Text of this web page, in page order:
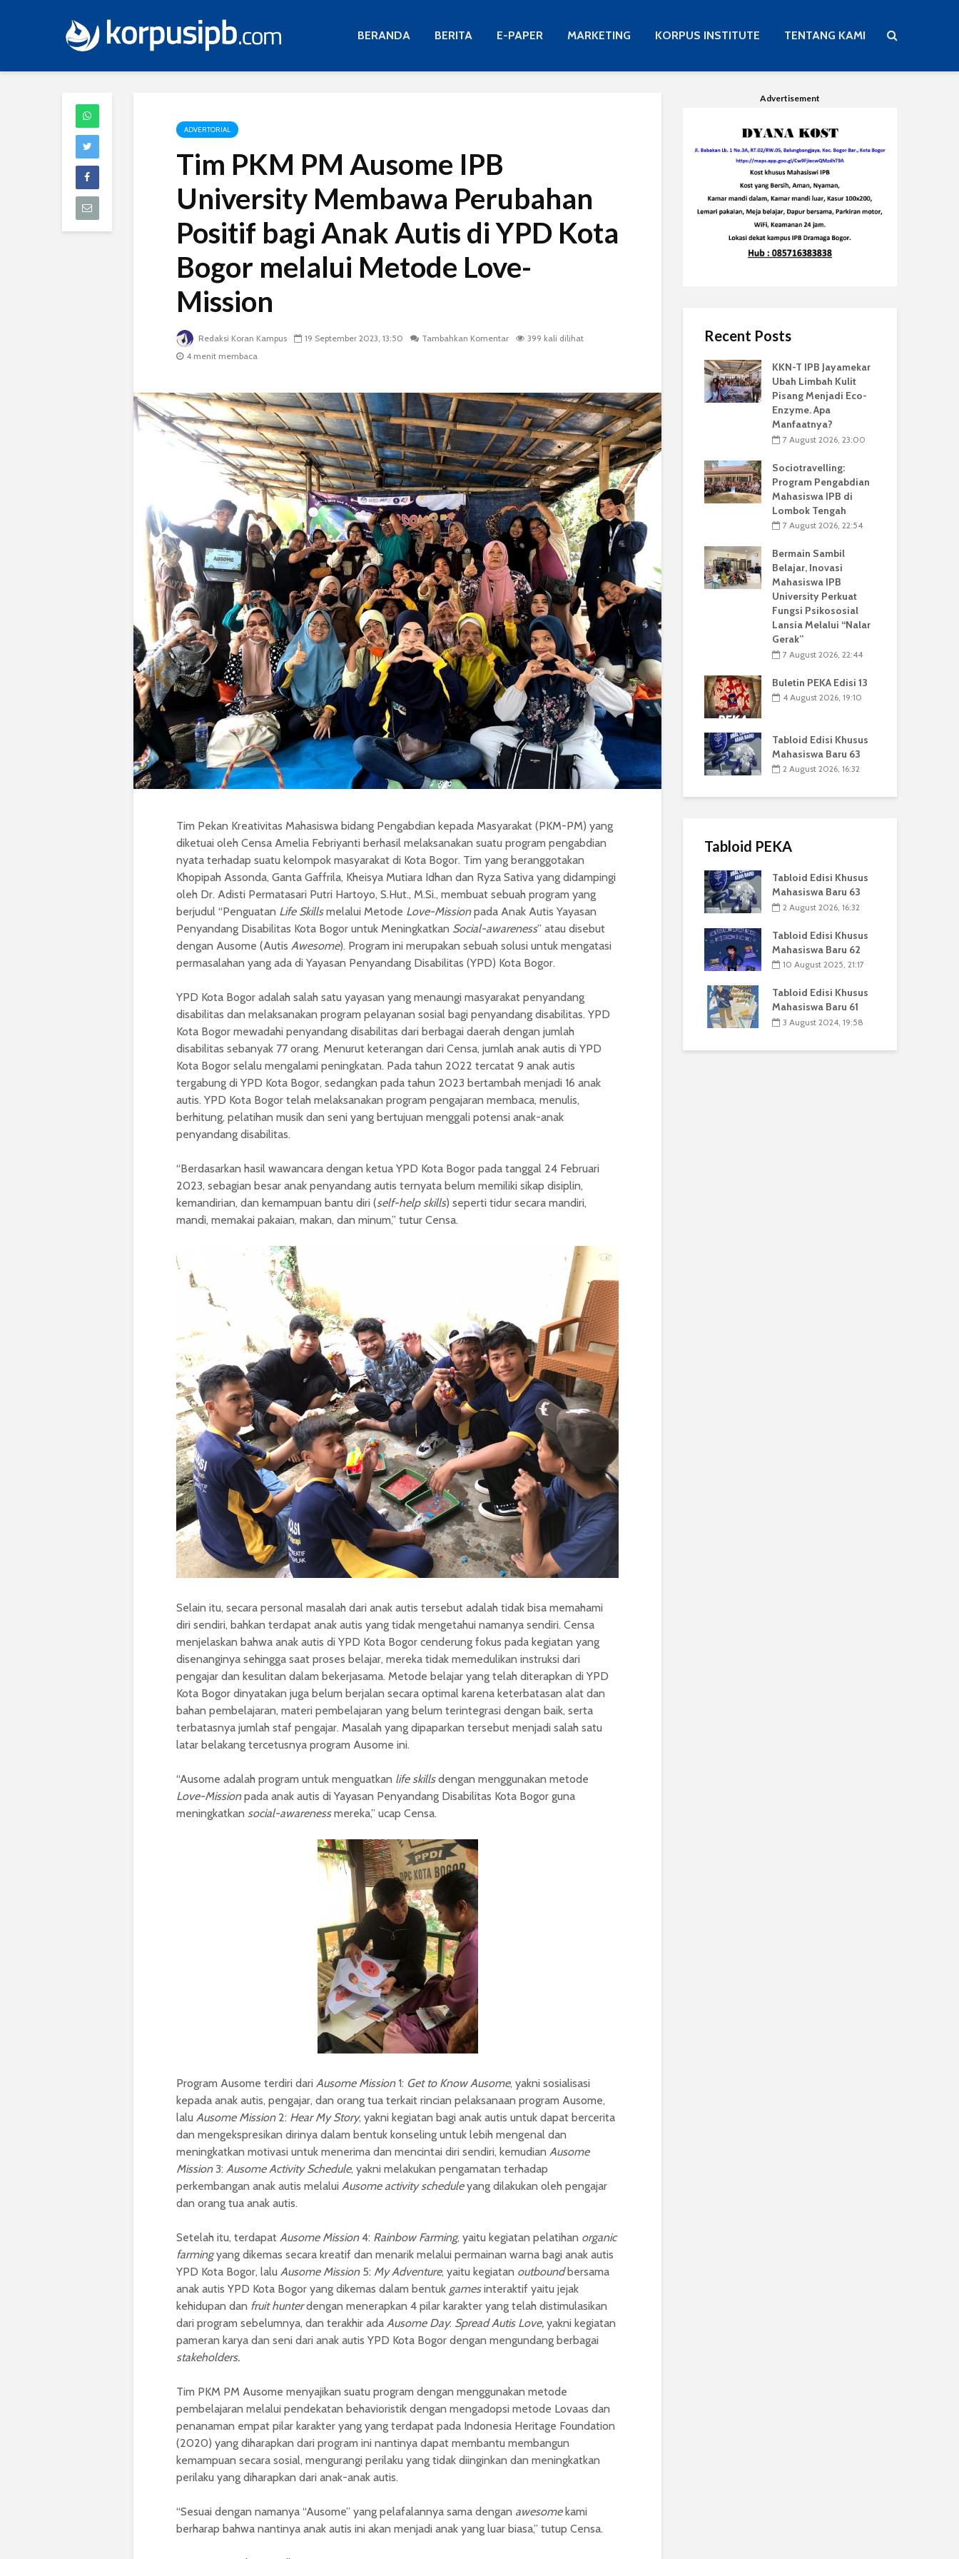
BERANDA BERITA E-PAPER MARKETING KORPUS INSTITUTE TENTANG KAMI
ADVERTORIAL
Tim PKM PM Ausome IPB
University Membawa Perubahan
Positif bagi Anak Autis di YPD Kota
Bogor melalui Metode Love-
Mission
Redaksi Koran Kampus 19 September 2023, 13:50 Tambahkan Komentar
399 kali dilihat
4 menit membaca
Tim Pekan Kreativitas Mahasiswa bidang Pengabdian kepada Masyarakat (PKM-PM) yang
diketuai oleh Censa Amelia Febriyanti berhasil melaksanakan suatu program pengabdian
nyata terhadap suatu kelompok masyarakat di Kota Bogor. Tim yang beranggotakan
Khopipah Assonda, Ganta Gaffrila, Kheisya Mutiara Idhan dan Ryza Sativa yang didampingi
oleh Dr. Adisti Permatasari Putri Hartoyo, S.Hut., M.Si., membuat sebuah program yang
berjudul “Penguatan Life Skillsmelalui Metode Love-Missionpada Anak Autis Yayasan
Penyandang Disabilitas Kota Bogor untuk Meningkatkan Social-awareness” atau disebut
dengan Ausome (Autis Awesome). Program ini merupakan sebuah solusi untuk mengatasi
permasalahan yang ada di Yayasan Penyandang Disabilitas (YPD) Kota Bogor.
YPD Kota Bogor adalah salah satu yayasan yang menaungi masyarakat penyandang
disabilitas dan melaksanakan program pelayanan sosial bagi penyandang disabilitas. YPD
Kota Bogor mewadahi penyandang disabilitas dari berbagai daerah dengan jumlah
disabilitas sebanyak 77 orang. Menurut keterangan dari Censa, jumlah anak autis di YPD
Kota Bogor selalu mengalami peningkatan. Pada tahun 2022 tercatat 9 anak autis
tergabung di YPD Kota Bogor, sedangkan pada tahun 2023 bertambah menjadi 16 anak
autis. YPD Kota Bogor telah melaksanakan program pengajaran membaca, menulis,
berhitung, pelatihan musik dan seni yang bertujuan menggali potensi anak-anak
penyandang disabilitas.
“Berdasarkan hasil wawancara dengan ketua YPD Kota Bogor pada tanggal 24 Februari
2023, sebagian besar anak penyandang autis ternyata belum memiliki sikap disiplin,
kemandirian, dan kemampuan bantu diri (self-help skills) seperti tidur secara mandiri,
mandi, memakai pakaian, makan, dan minum,” tutur Censa.
Selain itu, secara personal masalah dari anak autis tersebut adalah tidak bisa memahami
diri sendiri, bahkan terdapat anak autis yang tidak mengetahui namanya sendiri. Censa
menjelaskan bahwa anak autis di YPD Kota Bogor cenderung fokus pada kegiatan yang
disenanginya sehingga saat proses belajar, mereka tidak memedulikan instruksi dari
pengajar dan kesulitan dalam bekerjasama. Metode belajar yang telah diterapkan di YPD
Kota Bogor dinyatakan juga belum berjalan secara optimal karena keterbatasan alat dan
bahan pembelajaran, materi pembelajaran yang belum terintegrasi dengan baik, serta
terbatasnya jumlah staf pengajar. Masalah yang dipaparkan tersebut menjadi salah satu
latar belakang tercetusnya program Ausome ini.
“Ausome adalah program untuk menguatkan life skillsdengan menggunakan metode
Love-Missionpada anak autis di Yayasan Penyandang Disabilitas Kota Bogor guna
meningkatkan social-awarenessmereka,” ucap Censa.
Program Ausome terdiri dari Ausome Mission1: Get to Know Ausome, yakni sosialisasi
kepada anak autis, pengajar, dan orang tua terkait rincian pelaksanaan program Ausome,
lalu Ausome Mission 2: Hear My Story, yakni kegiatan bagi anak autis untuk dapat bercerita
dan mengekspresikan dirinya dalam bentuk konseling untuk lebih mengenal dan
meningkatkan motivasi untuk menerima dan mencintai diri sendiri, kemudian Ausome
Mission3: Ausome Activity Schedule, yakni melakukan pengamatan terhadap
perkembangan anak autis melalui Ausome activity scheduleyang dilakukan oleh pengajar
dan orang tua anak autis.
Setelah itu, terdapat Ausome Mission4: Rainbow Farming, yaitu kegiatan pelatihan organic
farmingyang dikemas secara kreatif dan menarik melalui permainan warna bagi anak autis
YPD Kota Bogor, lalu Ausome Mission5: My Adventure, yaitu kegiatan outboundbersama
anak autis YPD Kota Bogor yang dikemas dalam bentuk gamesinteraktif yaitu jejak
kehidupan dan fruit hunterdengan menerapkan 4 pilar karakter yang telah distimulasikan
dari program sebelumnya, dan terakhir ada Ausome Day: Spread Autis Love, yakni kegiatan
pameran karya dan seni dari anak autis YPD Kota Bogor dengan mengundang berbagai
stakeholders.
Tim PKM PM Ausome menyajikan suatu program dengan menggunakan metode
pembelajaran melalui pendekatan behavioristik dengan mengadopsi metode Lovaas dan
penanaman empat pilar karakter yang yang terdapat pada Indonesia Heritage Foundation
(2020) yang diharapkan dari program ini nantinya dapat membantu membangun
kemampuan secara sosial, mengurangi perilaku yang tidak diinginkan dan meningkatkan
perilaku yang diharapkan dari anak-anak autis.
“Sesuai dengan namanya “Ausome” yang pelafalannya sama dengan awesomekami
berharap bahwa nantinya anak autis ini akan menjadi anak yang luar biasa,” tutup Censa.
Advertisement
Recent Posts
KKN-T IPB Jayamekar
Ubah Limbah Kulit
Pisang Menjadi Eco-
Enzyme. Apa
Manfaatnya?
7 August 2026, 23:00
Sociotravelling:
Program Pengabdian
Mahasiswa IPB di
Lombok Tengah
7 August 2026, 22:54
Bermain Sambil
Belajar, Inovasi
Mahasiswa IPB
University Perkuat
Fungsi Psikososial
Lansia Melalui “Nalar
Gerak”
7 August 2026, 22:44
Buletin PEKA Edisi 13
4 August 2026, 19:10
Tabloid Edisi Khusus
Mahasiswa Baru 63
2 August 2026, 16:32
Tabloid PEKA
Tabloid Edisi Khusus
Mahasiswa Baru 63
2 August 2026, 16:32
Tabloid Edisi Khusus
Mahasiswa Baru 62
10 August 2025, 21:17
Tabloid Edisi Khusus
Mahasiswa Baru 61
3 August 2024, 19:58